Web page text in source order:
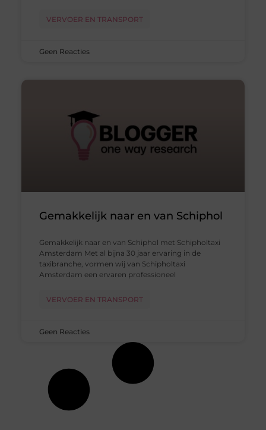
VERVOER EN TRANSPORT
Geen Reacties
Gemakkelijk naar en van Schiphol
Gemakkelijk naar en van Schiphol met Schipholtaxi
Amsterdam Met al bijna 30 jaar ervaring in de
taxibranche, vormen wij van Schipholtaxi
Amsterdam een ervaren professioneel
VERVOER EN TRANSPORT
Geen Reacties